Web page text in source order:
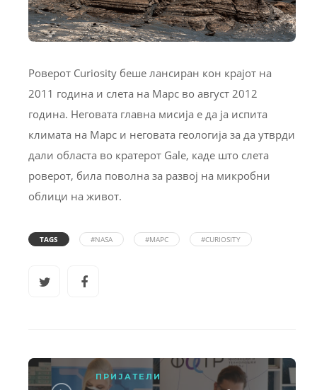
Роверот Curiosity беше лансиран кон крајот на
2011 година и слета на Марс во август 2012
година. Неговата главна мисија е да ја испита
климата на Марс и неговата геологија за да утврди
дали областа во кратерот Gale, каде што слета
роверот, била поволна за развој на микробни
облици на живот.
TAGS #NASA #МАРС #CURIOSITY
ПРИЈАТЕЛИ